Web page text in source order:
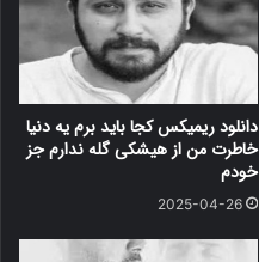
دانلود ریمیکس کجا باید برم یه دنیا
خاطرت من از هیشکی گله ندارم جز
خودم
2025-04-26